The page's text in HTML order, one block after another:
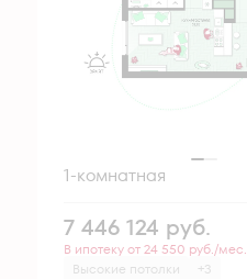
1-комнатная
7 446 124 руб.
В ипотеку от 24 550 руб./мес.
Высокие потолки
+3